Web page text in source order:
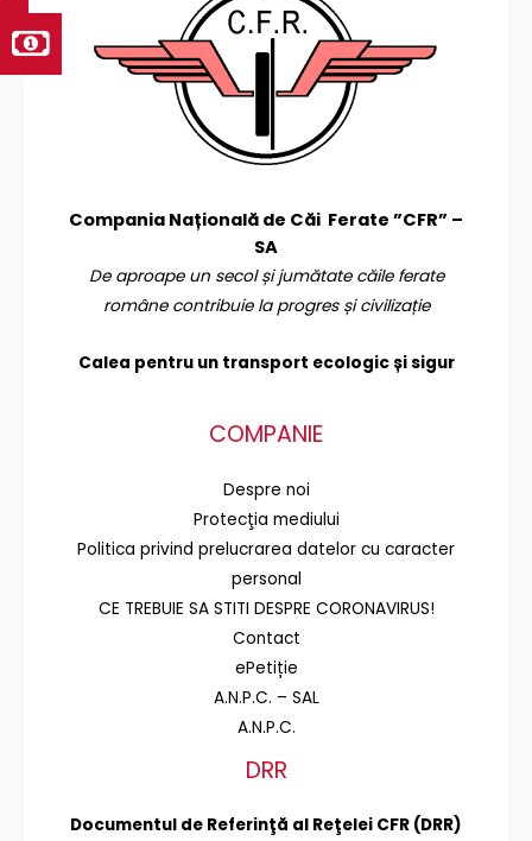
Compania Națională de Căi Ferate ”CFR” –
SA
De aproape un secol și jumătate căile ferate
române contribuie la progres și civilizație
Calea pentru un transport ecologic și sigur
COMPANIE
Despre noi
Protecţia mediului
Politica privind prelucrarea datelor cu caracter
personal
CE TREBUIE SA STITI DESPRE CORONAVIRUS!
Contact
ePetiție
A.N.P.C. – SAL
A.N.P.C.
DRR
Documentul de Referinţă al Reţelei CFR (DRR)